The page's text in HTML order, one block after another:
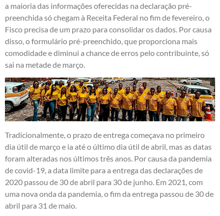
a maioria das informações oferecidas na declaração pré-
preenchida só chegam à Receita Federal no fim de fevereiro, o
Fisco precisa de um prazo para consolidar os dados. Por causa
disso, o formulário pré-preenchido, que proporciona mais
comodidade e diminui a chance de erros pelo contribuinte, só
sai na metade de março.
Tradicionalmente, o prazo de entrega começava no primeiro
dia útil de março e ia até o último dia útil de abril, mas as datas
foram alteradas nos últimos três anos. Por causa da pandemia
de covid-19, a data limite para a entrega das declarações de
2020 passou de 30 de abril para 30 de junho. Em 2021, com
uma nova onda da pandemia, o fim da entrega passou de 30 de
abril para 31 de maio.